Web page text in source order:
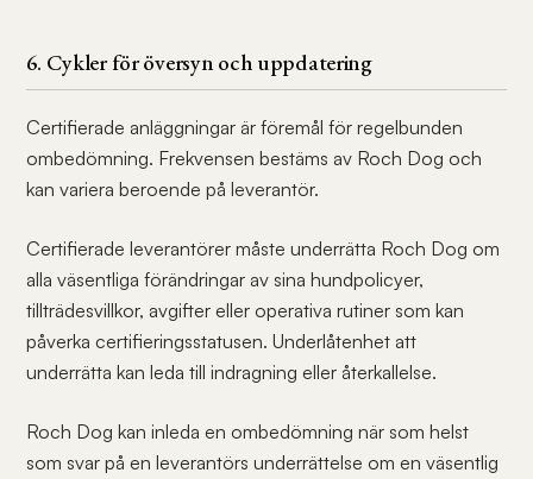
6. Cykler för översyn och uppdatering
Certifierade anläggningar är föremål för regelbunden
ombedömning. Frekvensen bestäms av Roch Dog och
kan variera beroende på leverantör.
Certifierade leverantörer måste underrätta Roch Dog om
alla väsentliga förändringar av sina hundpolicyer,
tillträdesvillkor, avgifter eller operativa rutiner som kan
påverka certifieringsstatusen. Underlåtenhet att
underrätta kan leda till indragning eller återkallelse.
Roch Dog kan inleda en ombedömning när som helst
som svar på en leverantörs underrättelse om en väsentlig